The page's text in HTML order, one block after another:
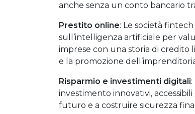
anche senza un conto bancario
Prestito online: Le società
sull’intelligenza artificiale per
imprese con una storia di credito
e la promozione
Risparmio e investimenti digitali
investimento innovativi,
futuro e a costruire sicurezza